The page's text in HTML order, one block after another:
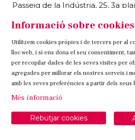
Passeig de la Indústria, 25, 3a
972 58 18 48 | 972 57 00 50
Sitemap Avís Legal Ús de
Link a
Informació sobre cookies
Utilitzem cookies pròpies i de tercers per al
lloc web, i si ens dona el seu consentiment,
per recopilar dades de les seves visites per
agregades per millorar els nostres serveis i
amb les seves preferències a partir dels seus
Més informació
Rebutjar cookies